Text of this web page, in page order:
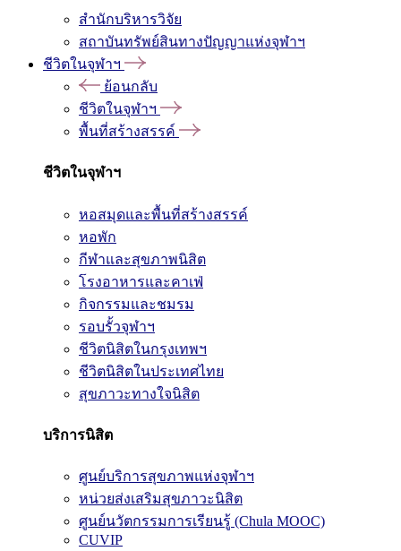
สำนักบริหารวิจัย
สถาบันทรัพย์สินทางปัญญาแห่งจุฬาฯ
ชีวิตในจุฬาฯ
ย้อนกลับ
ชีวิตในจุฬาฯ
พื้นที่สร้างสรรค์
ชีวิตในจุฬาฯ
หอสมุดและพื้นที่สร้างสรรค์
หอพัก
กีฬาและสุขภาพนิสิต
โรงอาหารและคาเฟ่
กิจกรรมและชมรม
รอบรั้วจุฬาฯ
ชีวิตนิสิตในกรุงเทพฯ
ชีวิตนิสิตในประเทศไทย
สุขภาวะทางใจนิสิต
บริการนิสิต
ศูนย์บริการสุขภาพแห่งจุฬาฯ
หน่วยส่งเสริมสุขภาวะนิสิต
ศูนย์นวัตกรรมการเรียนรู้ (Chula MOOC)
CUVIP